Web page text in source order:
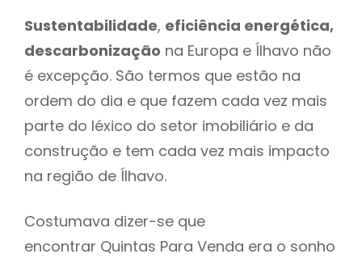
Sustentabilidade, eficiência energética,
descarbonização na Europa e Ílhavo não
é excepção. São termos que estão na
ordem do dia e que fazem cada vez mais
parte do léxico do setor imobiliário e da
construção e tem cada vez mais impacto
na região de Ílhavo.
Costumava dizer-se que
encontrar Quintas Para Venda era o sonho